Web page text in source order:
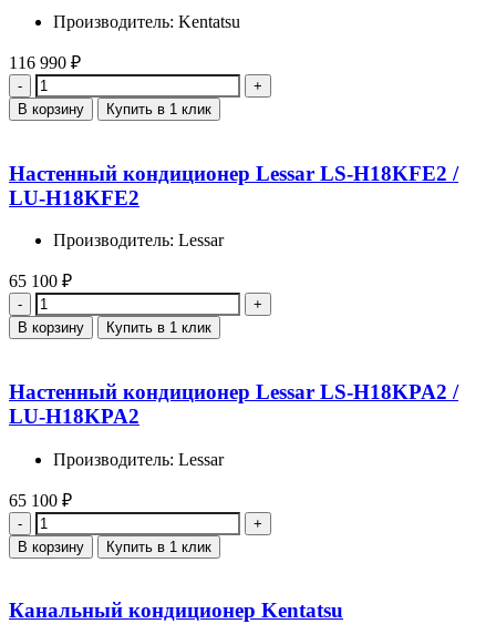
Производитель: Kentatsu
116 990 ₽
Количество
В корзину Купить в 1 клик
Настенный кондиционер Lessar LS-H18KFE2 /
LU-H18KFE2
Производитель: Lessar
65 100 ₽
Количество
В корзину Купить в 1 клик
Настенный кондиционер Lessar LS-H18KPA2 /
LU-H18KPA2
Производитель: Lessar
65 100 ₽
Количество
В корзину Купить в 1 клик
Канальный кондиционер Kentatsu